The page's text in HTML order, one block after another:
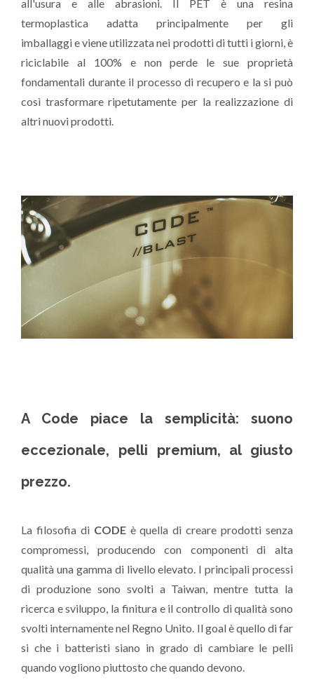
all'usura e alle abrasioni. Il PET è una resina
termoplastica adatta principalmente per gli
imballaggi e viene utilizzata nei prodotti di tutti i giorni, è
riciclabile al 100% e non perde le sue proprietà
fondamentali durante il processo di recupero e la si può
così trasformare ripetutamente per la realizzazione di
altri nuovi prodotti.
A Code piace la semplicità: suono
eccezionale, pelli premium, al giusto
prezzo.
La filosofia di CODEè quella di creare prodotti senza
compromessi, producendo con componenti di alta
qualità una gamma di livello elevato. I principali processi
di produzione sono svolti a Taiwan, mentre tutta la
ricerca e sviluppo, la finitura e il controllo di qualità sono
svolti internamente nel Regno Unito. Il goal è quello di far
si che i batteristi siano in grado di cambiare le pelli
quando vogliono piuttosto che quando devono.